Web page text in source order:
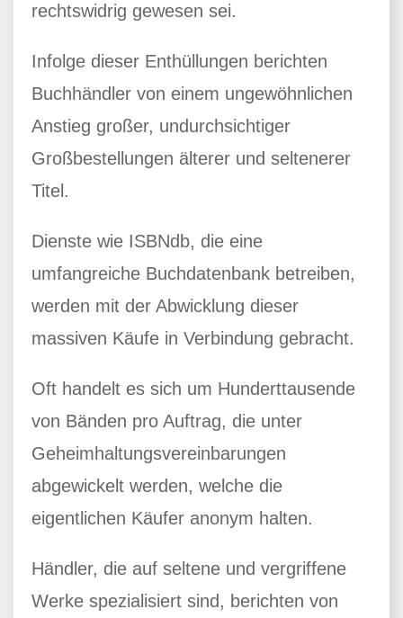
rechtswidrig gewesen sei.
Infolge dieser Enthüllungen berichten
Buchhändler von einem ungewöhnlichen
Anstieg großer, undurchsichtiger
Großbestellungen älterer und seltenerer
Titel.
Dienste wie ISBNdb, die eine
umfangreiche Buchdatenbank betreiben,
werden mit der Abwicklung dieser
massiven Käufe in Verbindung gebracht.
Oft handelt es sich um Hunderttausende
von Bänden pro Auftrag, die unter
Geheimhaltungsvereinbarungen
abgewickelt werden, welche die
eigentlichen Käufer anonym halten.
Händler, die auf seltene und vergriffene
Werke spezialisiert sind, berichten von